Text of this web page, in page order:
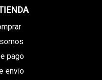
pago
envío